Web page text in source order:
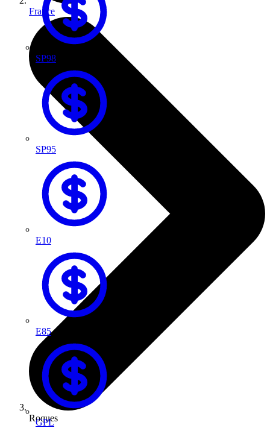
SP98
SP95
E10
E85
GPL
France
Roques